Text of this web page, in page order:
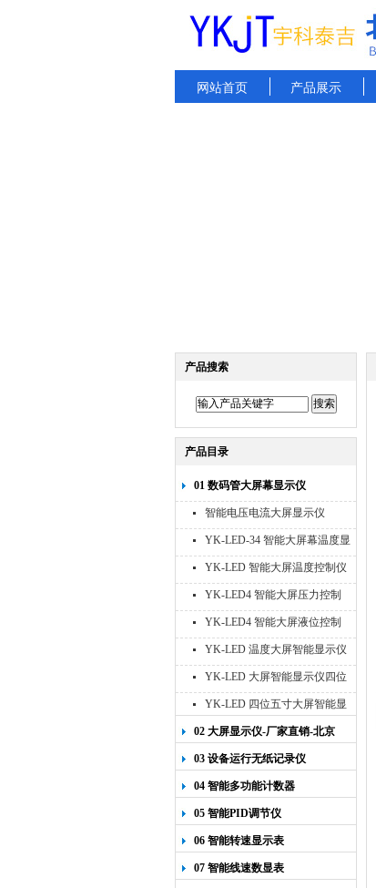
网站首页 产品展示
产品搜索
产品目录
01 数码管大屏幕显示仪
智能电压电流大屏显示仪
YK-LED-34 智能大屏幕温度显
示仪
YK-LED 智能大屏温度控制仪
YK-LED4 智能大屏压力控制
仪
YK-LED4 智能大屏液位控制
仪
YK-LED 温度大屏智能显示仪
四位十寸
YK-LED 大屏智能显示仪四位
八寸
YK-LED 四位五寸大屏智能显
示仪
02 大屏显示仪-厂家直销-北京
宇科泰吉
03 设备运行无纸记录仪
04 智能多功能计数器
05 智能PID调节仪
06 智能转速显示表
07 智能线速数显表